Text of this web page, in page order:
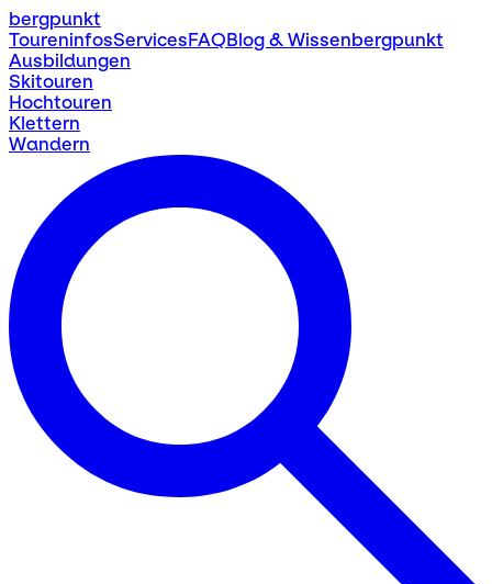
bergpunkt
ToureninfosServicesFAQBlog & Wissenbergpunkt
Ausbildungen
Skitouren
Hochtouren
Klettern
Wandern